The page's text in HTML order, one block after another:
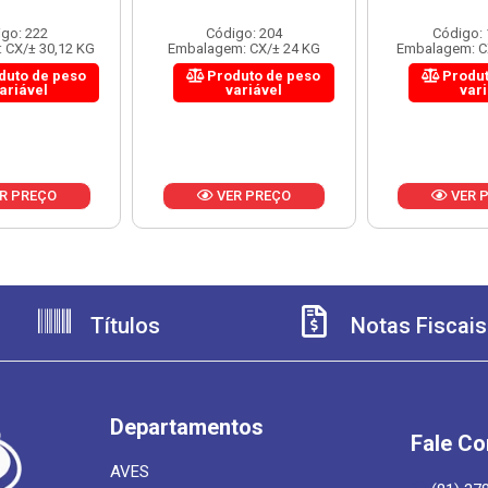
222
± 30,12 KG
de peso
PREÇO
Código: 204
Embalagem: CX/± 24 KG
Produto de peso
variável
VER PREÇO
Código:
Embalagem:
VER
Títulos Notas Fiscais
Departamentos
AVES
Fale